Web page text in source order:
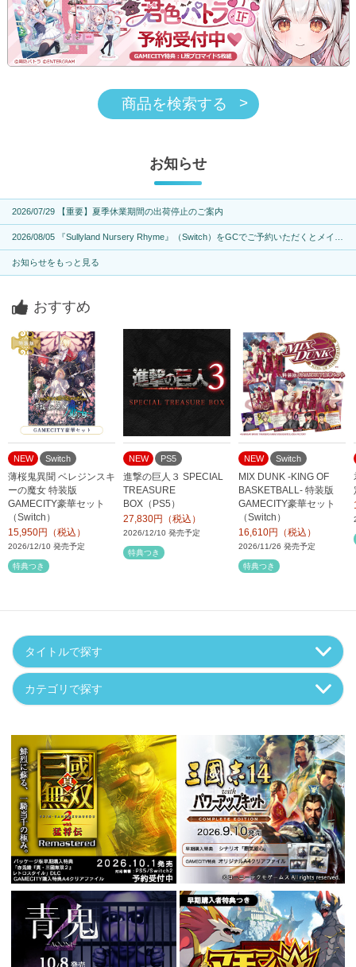
商品を検索する
お知らせ
2026/07/29 【重要】夏季休業期間の出荷停止のご案内
お知らせをもっと見る
おすすめ
NEW Switch
薄桜鬼異聞 ベレジンスキ
ーの魔女 特装版
GAMECITY豪華セット
（Switch）
15,950円（税込）
2026/12/10 発売予定
特典つき
NEW PS5
進撃の巨人３ SPECIAL
TREASURE
BOX（PS5）
27,830円（税込）
2026/12/10 発売予定
特典つき
NEW Switch
MIX DUNK -KING OF
BASKETBALL- 特装版
GAMECITY豪華セット
（Switch）
16,610円（税込）
2026/11/26 発売予定
特典つき
タイトルで探す
カテゴリで探す